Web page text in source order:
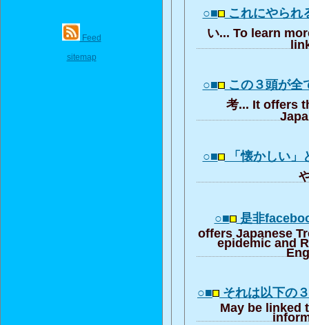
Feed
sitemap
○■ これにやら
い... To learn
○■ この３頭が
考... It offers
○■ 「懐かしい
○■ 是非
offers Japanese
epidemic and
○■ それは以下の
May be linked